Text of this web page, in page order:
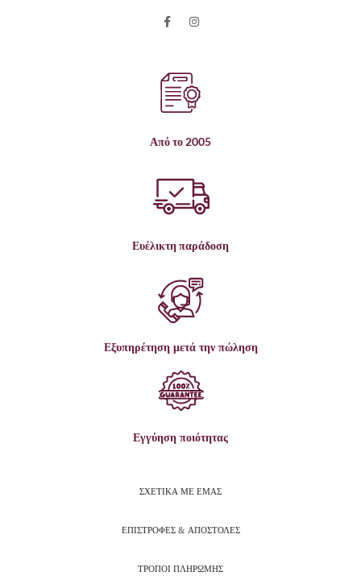
Από το 2005
Ευέλικτη παράδοση
Εξυπηρέτηση μετά την πώληση
Εγγύηση ποιότητας
ΣΧΕΤΙΚΑ ΜΕ ΕΜΑΣ
ΕΠΙΣΤΡΟΦΕΣ & ΑΠΟΣΤΟΛΕΣ
ΤΡΟΠΟΙ ΠΛΗΡΩΜΗΣ